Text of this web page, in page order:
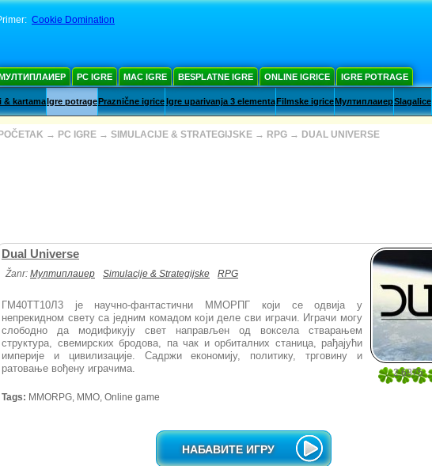
Cookie Domination
PC IGRE MAC IGRE BESPLATNE IGRE ONLINE IGRICE IGRE POTRAGE
& kartamaIgre potragePraznične igriceIgre uparivanja 3 elementaFilmske igriceМултиплаиерSlagalice
POČETAK → PC IGRE → SIMULACIJE & STRATEGIJSKE → RPG → DUAL UNIVERSE
2.6875
Dual Universe
Žanr: Мултиплаиер Simulacije & Strategijske RPG
ГМ40ТТ10Л3 је научно-фантастични ММОРПГ који се одвија у
непрекидном свету са једним комадом који деле сви играчи. Играчи могу
слободно да модификују свет направљен од воксела стварањем
структура, свемирских бродова, па чак и орбиталних станица, рађајући
империје и цивилизације. Садржи економију, политику, трговину и
ратовање вођену играчима.
Tags: MMORPG, MMO, Online game
НАБАВИТЕ ИГРУ